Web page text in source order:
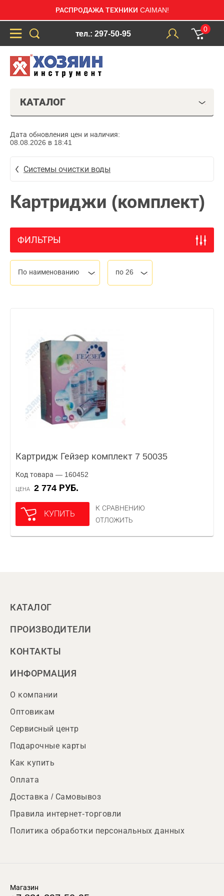
РАСПРОДАЖА ТЕХНИКИ CAIMAN!
тел.: 297-50-95
0
КАТАЛОГ
Дата обновления цен и наличия:
08.08.2026 в 18:41
Системы очистки воды
Картриджи (комплект)
ФИЛЬТРЫ
По наименованию по 26
Картридж Гейзер комплект 7 50035
Код товара — 160452
ЦЕНА 2 774 РУБ.
КУПИТЬ
К СРАВНЕНИЮ
ОТЛОЖИТЬ
КАТАЛОГ
ПРОИЗВОДИТЕЛИ
КОНТАКТЫ
ИНФОРМАЦИЯ
О компании
Оптовикам
Сервисный центр
Подарочные карты
Как купить
Оплата
Доставка / Самовывоз
Правила интернет-торговли
Политика обработки персональных данных
Магазин